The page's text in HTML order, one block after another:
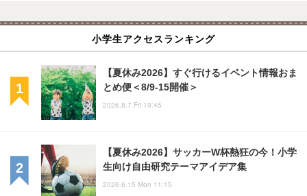
小学生アクセスランキング
【夏休み2026】すぐ行けるイベント情報おま
とめ便＜8/9-15開催＞
2026.8.7 Fri 19:45
【夏休み2026】サッカーW杯熱狂の今！小学
生向け自由研究テーマアイデア集
2026.6.15 Mon 11:15